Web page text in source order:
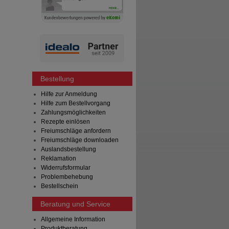
Bestellung
Hilfe zur Anmeldung
Hilfe zum Bestellvorgang
Zahlungsmöglichkeiten
Rezepte einlösen
Freiumschläge anfordern
Freiumschläge downloaden
Auslandsbestellung
Reklamation
Widerrufsformular
Problembehebung
Bestellschein
Beratung und Service
Allgemeine Information